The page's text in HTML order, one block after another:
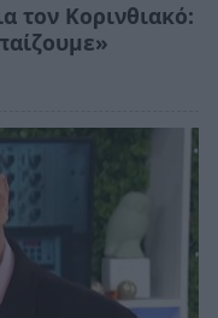
τον Κορινθιακό: